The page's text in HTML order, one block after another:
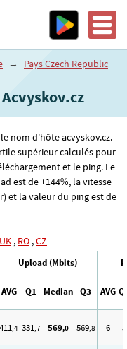
→
Pays Czech Republic
nom d'hôte acvyskov.cz.
supérieur calculés pour
et le ping. Le
est de +144%, la vitesse
et la valeur du ping est de
UK , RO ,CZ
Upload (Mbits)
AVG Q1 Median Q3 AVG
411,4 331,7 569,0 569,8 6 5